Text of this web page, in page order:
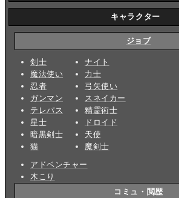
キャラクター
ジョブ
剣士
魔法使い
忍者
ガンマン
テレパス
星士
暗黒剣士
猫
ナイト
力士
弓矢使い
スネイカー
精霊術士
ドロイド
天使
魔剣士
アドベンチャー
木こり
コミュ・閲歴